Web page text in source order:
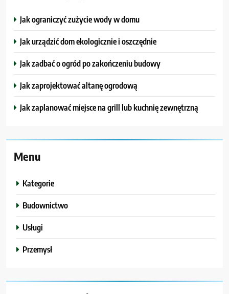
Jak ograniczyć zużycie wody w domu
Jak urządzić dom ekologicznie i oszczędnie
Jak zadbać o ogród po zakończeniu budowy
Jak zaprojektować altanę ogrodową
Jak zaplanować miejsce na grill lub kuchnię zewnętrzną
Menu
Kategorie
Budownictwo
Usługi
Przemysł